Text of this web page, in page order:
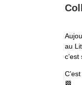
au